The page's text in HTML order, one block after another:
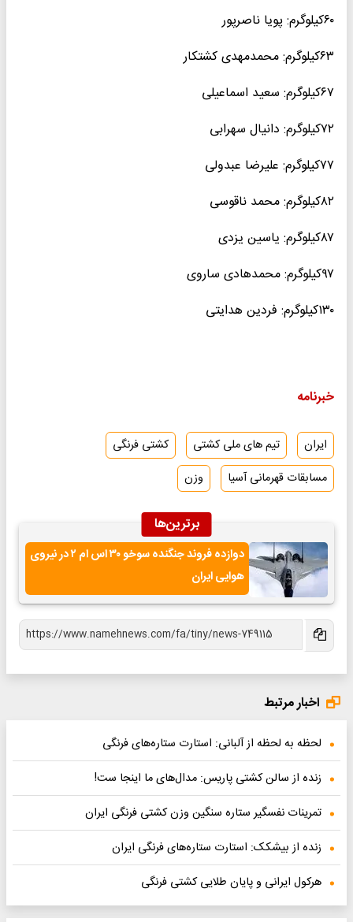
۶۰کیلوگرم: پویا ناصرپور
۶۳کیلوگرم: محمدمهدی کشتکار
۶۷کیلوگرم: سعید اسماعیلی
۷۲کیلوگرم: دانیال سهرابی
۷۷کیلوگرم: علیرضا عبدولی
۸۲کیلوگرم: محمد ناقوسی
۸۷کیلوگرم: یاسین یزدی
۹۷کیلوگرم: محمدهادی ساروی
۱۳۰کیلوگرم: فردین هدایتی
خبرنامه
ایران تیم های ملی کشتی
کشتی فرنگی
مسابقات قهرمانی آسیا
وزن
برترین‌ها
دوازده فروند جنگنده سوخو ۳۰ اس ام ۲ در نیروی
هوایی ایران
اخبار مرتبط
لحظه به لحظه از آلبانی: استارت ستاره‌های فرنگی
زنده از سالن کشتی پاریس: مدال‌های ما اینجا ست!
تمرینات نفسگیر ستاره سنگین وزن کشتی فرنگی ایران
زنده از بیشکک: استارت ستاره‌های فرنگی ایران
هرکول ایرانی‌‌ و پایان طلایی کشتی فرنگی